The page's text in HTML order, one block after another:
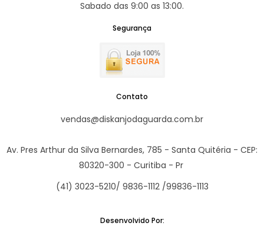
Sabado das 9:00 as 13:00.
Segurança
Contato
vendas@diskanjodaguarda.com.br
Av. Pres Arthur da Silva Bernardes, 785 - Santa Quitéria - CEP:
80320-300 - Curitiba - Pr
(41) 3023-5210/ 9836-1112 /99836-1113
Desenvolvido Por: